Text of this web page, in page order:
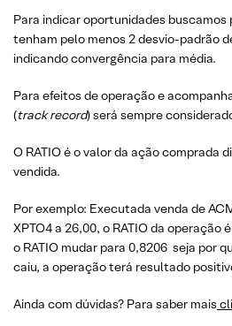
Para indicar oportunidades buscamos
tenham pelo menos 2 desvio-padrão
indicando convergência para média.
Para efeitos de operação e
(track record) será sempre
O RATIO é o valor da ação comprada
vendida.
Por exemplo: Executada venda de
XPTO4 a 26,00, o RATIO da operação
o RATIO mudar para 0,8206 seja por
caiu, a operação terá resultado
Ainda com dúvidas? Para saber mais